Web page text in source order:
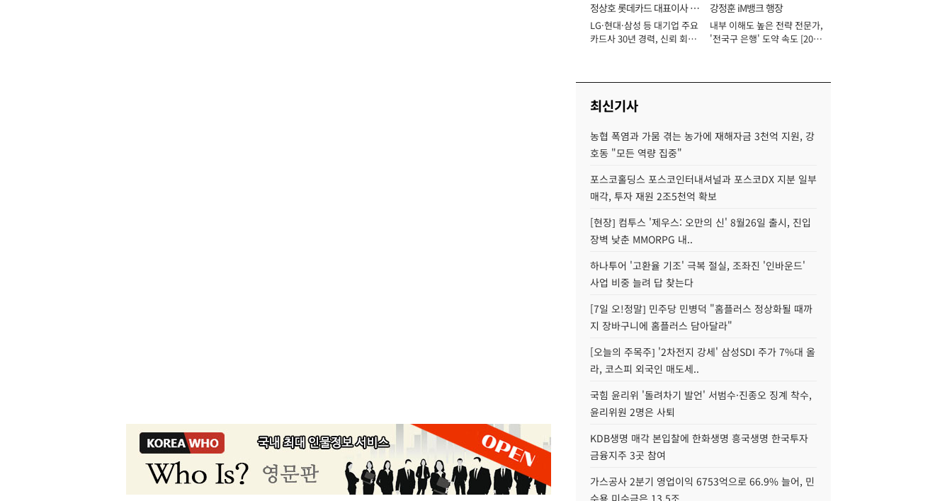
정상호 롯데카드 대표이사 사
장
LG·현대·삼성 등 대기업 주요
카드사 30년 경력, 신뢰 회복
강정훈 iM뱅크 행장
내부 이해도 높은 전략 전문가,
'전국구 은행' 도약 속도 [2026
최신기사
농협 폭염과 가뭄 겪는 농가에 재해자금 3천억 지원, 강
호동 "모든 역량 집중"
포스코홀딩스 포스코인터내셔널과 포스코DX 지분 일부
매각, 투자 재원 2조5천억 확보
[현장] 컴투스 '제우스: 오만의 신' 8월26일 출시, 진입
장벽 낮춘 MMORPG 내..
하나투어 '고환율 기조' 극복 절실, 조좌진 '인바운드'
사업 비중 늘려 답 찾는다
[7일 오!정말] 민주당 민병덕 "홈플러스 정상화될 때까
지 장바구니에 홈플러스 담아달라"
[오늘의 주목주] '2차전지 강세' 삼성SDI 주가 7%대 올
라, 코스피 외국인 매도세..
국힘 윤리위 '돌려차기 발언' 서범수·진종오 징계 착수,
윤리위원 2명은 사퇴
KDB생명 매각 본입찰에 한화생명 흥국생명 한국투자
금융지주 3곳 참여
가스공사 2분기 영업이익 6753억으로 66.9% 늘어, 민
수용 미수금은 13.5조